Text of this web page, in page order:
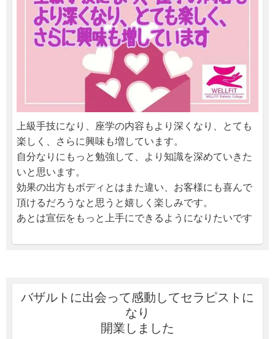
上級手技になり、座学の内容もより深くなり、とても
楽しく、さらに興味も増しています。
自分なりにもっと勉強して、より知識を深めていきた
いと思います。
効果の出方もボディとはまた違い、お客様にも喜んで
頂けるだろうなと思うと嬉しく楽しみです。
あとは宣伝をもっと上手にできるようになりたいです
バザルトに出会って感動してセラピストに
なり
開業しました